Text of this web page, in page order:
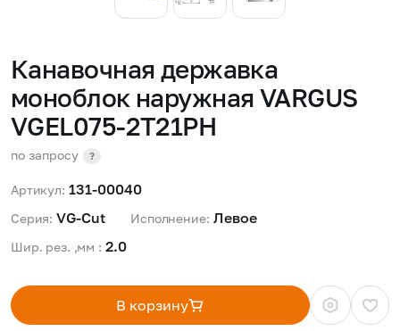
Канавочная державка
моноблок наружная VARGUS
VGEL075-2T21PH
по запросу ?
Артикул: 131-00040
Серия: VG-Cut Исполнение: Левое
Шир. рез. ,мм : 2.0
В корзину